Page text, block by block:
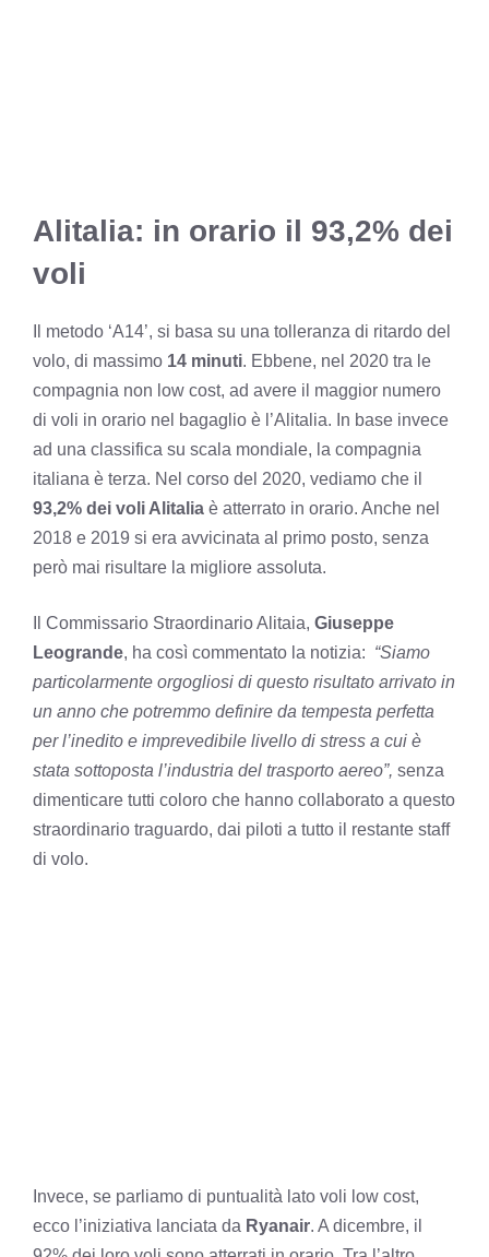
Alitalia: in orario il 93,2% dei
voli
Il metodo ‘A14’, si basa su una tolleranza di ritardo del
volo, di massimo 14 minuti. Ebbene, nel 2020 tra le
compagnia non low cost, ad avere il maggior numero
di voli in orario nel bagaglio è l’Alitalia. In base invece
ad una classifica su scala mondiale, la compagnia
italiana è terza. Nel corso del 2020, vediamo che il
93,2% dei voli Alitalia è atterrato in orario. Anche nel
2018 e 2019 si era avvicinata al primo posto, senza
però mai risultare la migliore assoluta.
Il Commissario Straordinario Alitaia, Giuseppe
Leogrande, ha così commentato la notizia: “Siamo
particolarmente orgogliosi di questo risultato arrivato in
un anno che potremmo definire da tempesta perfetta
per l’inedito e imprevedibile livello di stress a cui è
stata sottoposta l’industria del trasporto aereo”, senza
dimenticare tutti coloro che hanno collaborato a questo
straordinario traguardo, dai piloti a tutto il restante staff
di volo.
Invece, se parliamo di puntualità lato voli low cost,
ecco l’iniziativa lanciata da Ryanair. A dicembre, il